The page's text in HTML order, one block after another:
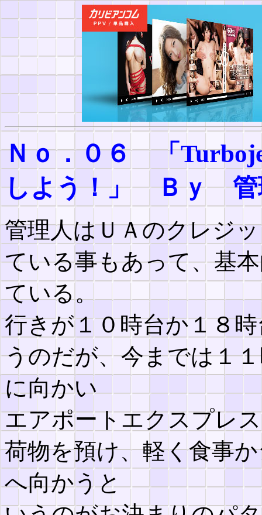
Ｎｏ．０６ 「
しよう！」 Ｂｙ 管
管理人はＵＡのクレジ
ている事もあって、基
ている。
行きが１０時台か１８
うのだが、今までは１
に向かい
エアポートエクスプレ
荷物を預け、軽く食事
へ向かうと